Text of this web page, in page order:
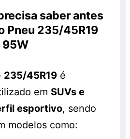
saber antes
Pneu 235/45R19
95W
235/45R19 é
em SUVs e
esportivo, sendo
modelos como: